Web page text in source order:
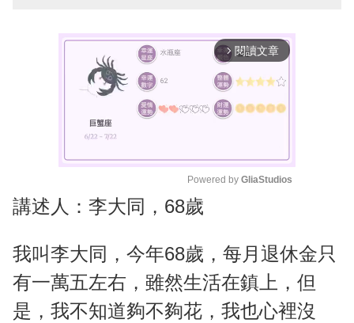
arrow_forward_ios 閱讀文章
e
Powered by GliaStudios
講述人：李大同，68歲
我叫李大同，今年68歲，每月退休金只
有一萬五左右，雖然生活在鎮上，但
是，我不知道夠不夠花，我也心裡沒